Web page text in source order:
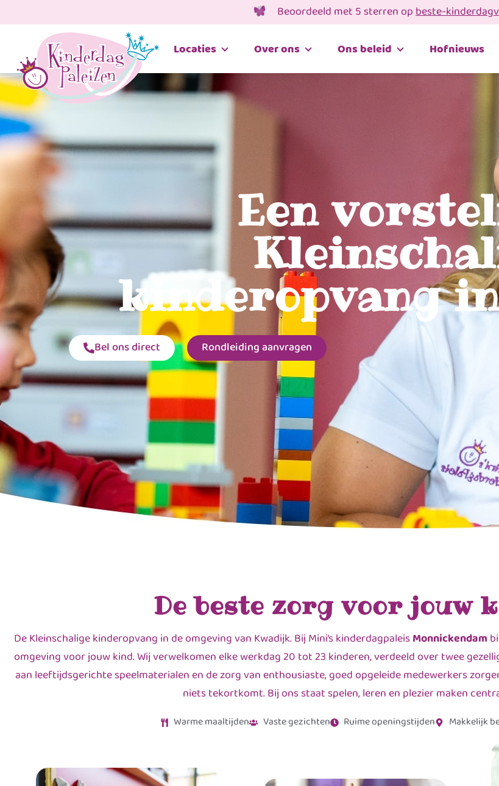
Beoordeeld met 5 sterren opbeste-
Locaties Over ons Ons beleid Hofnieuws
Een
kinderopvang
Bel ons direct Rondleiding aanvragen
De beste zorg voor jouw
De Kleinschalige kinderopvang in de omgeving van Kwadijk. Bij Mini’s kinderdagpaleisMonnickendam
omgeving voor jouw kind. Wij verwelkomen elke werkdag 20 tot 23 kinderen, verdeeld over twee
aan leeftijdsgerichte speelmaterialen en de zorg van enthousiaste, goed opgeleide medewerkers
niets tekortkomt. Bij ons staat spelen, leren en plezier maken
Warme maaltijden Vaste gezichten Ruime openingstijden Makkelijk